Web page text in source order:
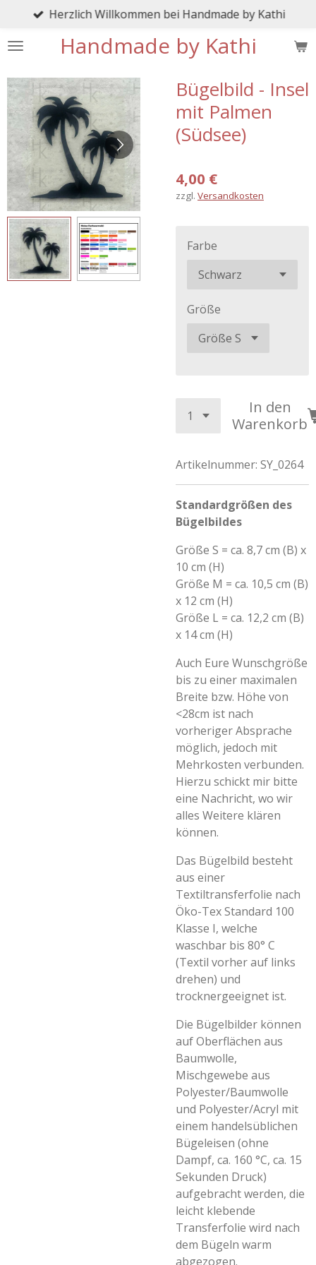
springen
Handmade by Kathi
Herzlich Willkommen bei Handmade by Kathi
Bügelbild - Insel
mit Palmen
(Südsee)
4,00 €
zzgl. Versandkosten
Farbe
Größe
In den
Warenkorb
Artikelnummer: SY_0264
Standardgrößen des
Bügelbildes
Größe S = ca. 8,7 cm (B) x
10 cm (H)
Größe M = ca. 10,5 cm (B)
x 12 cm (H)
Größe L = ca. 12,2 cm (B)
x 14 cm (H)
Auch Eure Wunschgröße
bis zu einer maximalen
Breite bzw. Höhe von
<28cm ist nach
vorheriger Absprache
möglich, jedoch mit
Mehrkosten verbunden.
Hierzu schickt mir bitte
eine Nachricht, wo wir
alles Weitere klären
können.
Das Bügelbild besteht
aus einer
Textiltransferfolie nach
Öko-Tex Standard 100
Klasse I, welche
waschbar bis 80° C
(Textil vorher auf links
drehen) und
trocknergeeignet ist.
Die Bügelbilder können
auf Oberflächen aus
Baumwolle,
Mischgewebe aus
Polyester/Baumwolle
und Polyester/Acryl mit
einem handelsüblichen
Bügeleisen (ohne
Dampf, ca. 160 °C, ca. 15
Sekunden Druck)
aufgebracht werden, die
leicht klebende
Transferfolie wird nach
dem Bügeln warm
abgezogen.